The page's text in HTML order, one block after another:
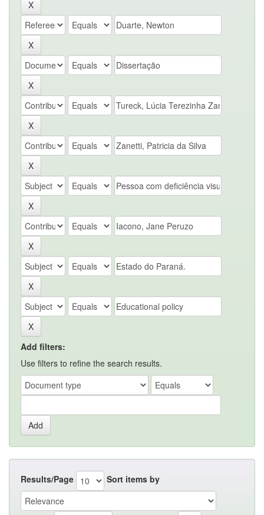
Add filters:
Use filters to refine the search results.
Results/Page Sort items by